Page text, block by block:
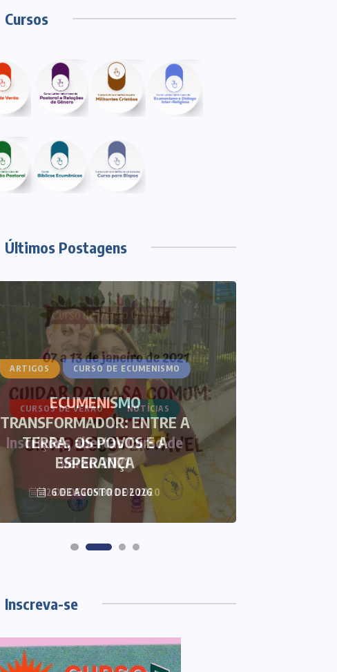
Cursos
Últimos Postagens
ARTIGOS CURSO DE ECUMENISMO
ECUMENISMO
TRANSFORMADOR: ENTRE A
TERRA, OS POVOS E A
ESPERANÇA
6 DE AGOSTO DE 2026
Inscreva-se